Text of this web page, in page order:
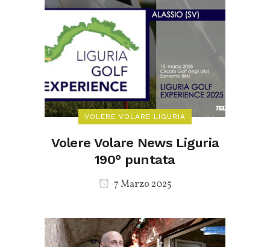
VOLERE VOLARE LIGURIA
Volere Volare News Liguria
190° puntata
7 Marzo 2025